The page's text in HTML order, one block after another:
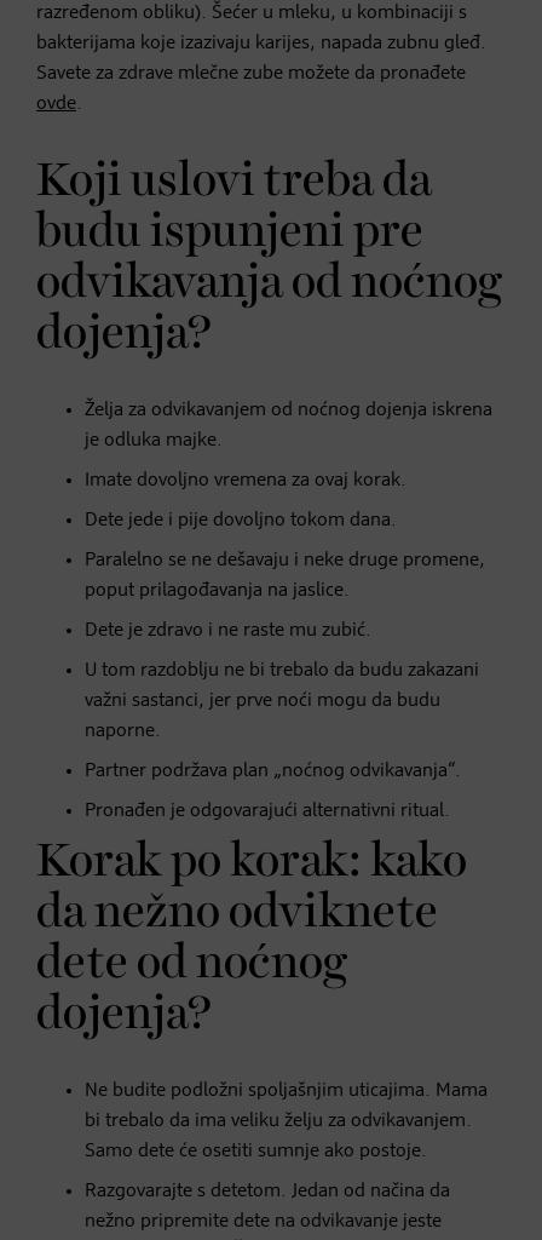
razređenom obliku). Šećer u mleku, u kombinaciji s
bakterijama koje izazivaju karijes, napada zubnu gleđ.
Savete za zdrave mlečne zube možete da pronađete
ovde.
Koji uslovi treba da
budu ispunjeni pre
odvikavanja od noćnog
dojenja?
Želja za odvikavanjem od noćnog dojenja iskrena
je odluka majke.
Imate dovoljno vremena za ovaj korak.
Dete jede i pije dovoljno tokom dana.
Paralelno se ne dešavaju i neke druge promene,
poput prilagođavanja na jaslice.
Dete je zdravo i ne raste mu zubić.
U tom razdoblju ne bi trebalo da budu zakazani
važni sastanci, jer prve noći mogu da budu
naporne.
Partner podržava plan „noćnog odvikavanja“.
Pronađen je odgovarajući alternativni ritual.
Korak po korak: kako
da nežno odviknete
dete od noćnog
dojenja?
Ne budite podložni spoljašnjim uticajima. Mama
bi trebalo da ima veliku želju za odvikavanjem.
Samo dete će osetiti sumnje ako postoje.
Razgovarajte s detetom. Jedan od načina da
nežno pripremite dete na odvikavanje jeste